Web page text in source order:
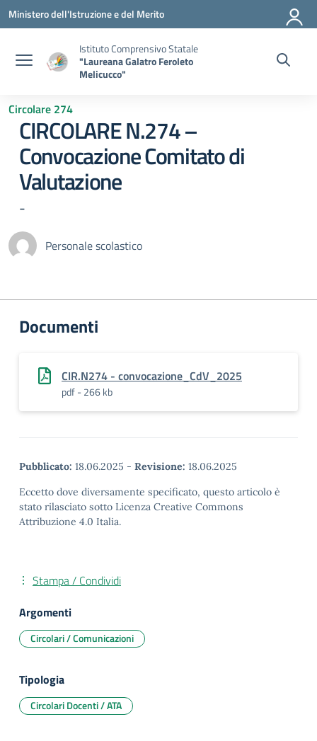
Vai ai contenuti
Vai al menu di navigazione
Vai al footer
Ministero dell'Istruzione e del Merito
Istituto Comprensivo Statale
"Laureana Galatro Feroleto
Melicucco"
Circolare 274
CIRCOLARE N.274 –
Convocazione Comitato di
Valutazione
-
Personale scolastico
Documenti
CIR.N274 - convocazione_CdV_2025
pdf - 266 kb
Pubblicato: 18.06.2025 - Revisione: 18.06.2025
Eccetto dove diversamente specificato, questo articolo è
stato rilasciato sotto Licenza Creative Commons
Attribuzione 4.0 Italia.
Stampa / Condividi
Argomenti
Circolari / Comunicazioni
Tipologia
Circolari Docenti / ATA